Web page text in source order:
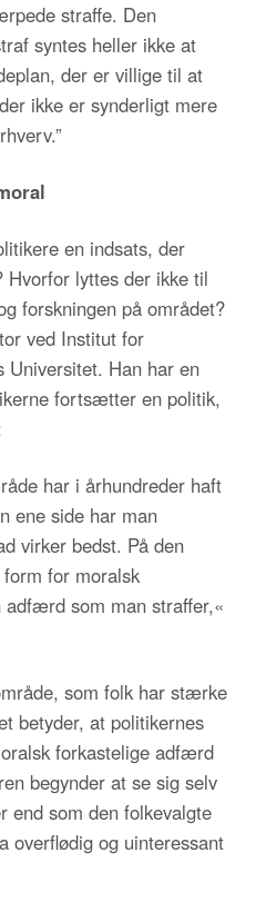
straffe. Den
syntes heller ikke at
der er villige til at
ikke er synderligt mere
en indsats, der
Hvorfor lyttes der ikke til
forskningen på området?
ved Institut for
Universitet. Han har en
fortsætter en politik,
har i århundreder haft
ene side har man
virker bedst. På den
for moralsk
adfærd som man straffer,«
som folk har stærke
betyder, at politikernes
forkastelige adfærd
begynder at se sig selv
end som den folkevalgte
overflødig og uinteressant